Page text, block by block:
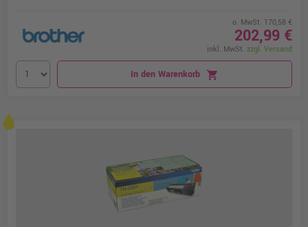
o. MwSt. 170,58 €
202,99 €
inkl. MwSt. zzgl. Versand
In den Warenkorb shopping_cart